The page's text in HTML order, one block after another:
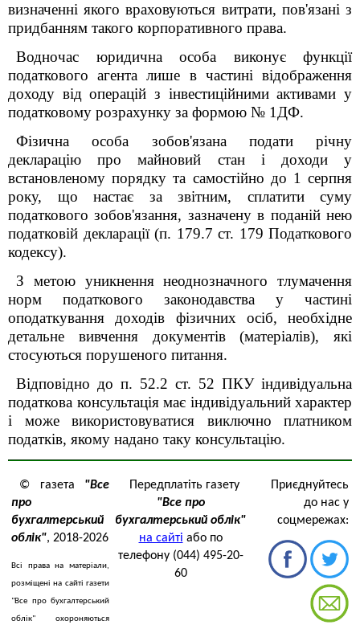
визначенні якого враховуються витрати, пов'язані з
придбанням такого корпоративного права.
Водночас юридична особа виконує функції
податкового агента лише в частині відображення
доходу від операцій з інвестиційними активами у
податковому розрахунку за формою № 1ДФ.
Фізична особа зобов'язана подати річну
декларацію про майновий стан і доходи у
встановленому порядку та самостійно до 1 серпня
року, що настає за звітним, сплатити суму
податкового зобов'язання, зазначену в поданій нею
податковій декларації (п. 179.7 ст. 179 Податкового
кодексу).
З метою уникнення неоднозначного тлумачення
норм податкового законодавства у частині
оподаткування доходів фізичних осіб, необхідне
детальне вивчення документів(матеріалів), які
стосуються порушеного питання.
Відповідно до п. 52.2 ст. 52 ПКУ індивідуальна
податкова консультація має індивідуальний характер
і може використовуватися виключно платником
податків, якому надано таку консультацію.
© газета "Все
про
бухгалтерський
облік", 2018-2026
Всі права на матеріали,
розміщені на сайті газети
"Все про бухгалтерський
облік" охороняються
Передплатіть газету
"Все про
бухгалтерський облік"
на сайті або по
телефону (044) 495-20-
60
Приєднуйтесь
до нас у
соцмережах: